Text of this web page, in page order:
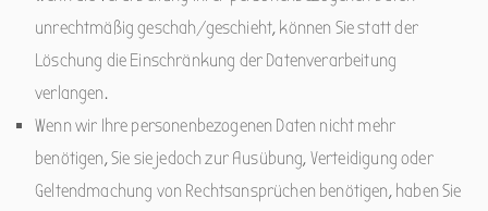
unrechtmäßig geschah/geschieht, können Sie statt der
Löschung die Einschränkung der Datenverarbeitung
verlangen.
Wenn wir Ihre personenbezogenen Daten nicht mehr
benötigen, Sie sie jedoch zur Ausübung, Verteidigung oder
Geltendmachung von Rechtsansprüchen benötigen, haben Sie